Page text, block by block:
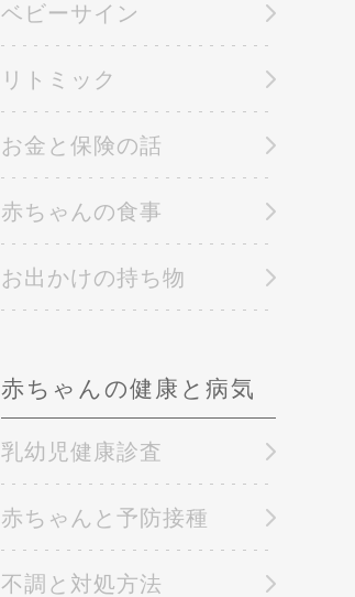
ベビーサイン
リトミック
お金と保険の話
赤ちゃんの食事
お出かけの持ち物
赤ちゃんの健康と病気
乳幼児健康診査
赤ちゃんと予防接種
不調と対処方法